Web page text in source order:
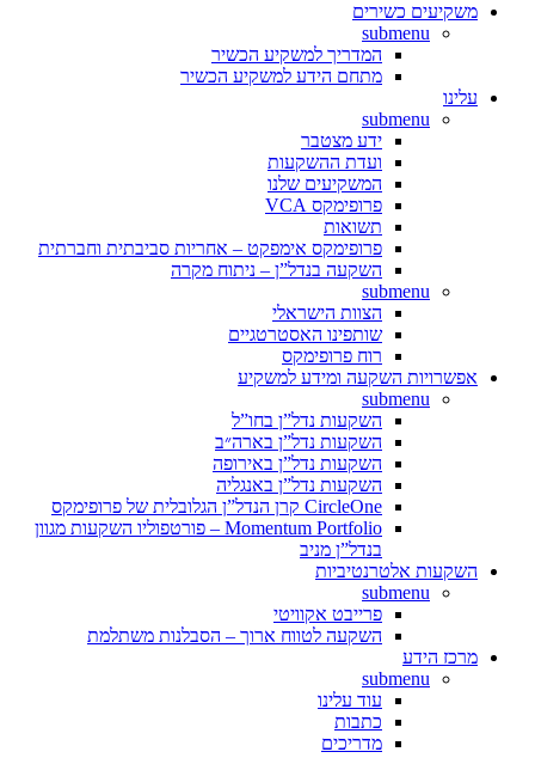
משקיעים כשירים
submenu
המדריך למשקיע הכשיר
מתחם הידע למשקיע הכשיר
עלינו
submenu
ידע מצטבר
ועדת ההשקעות
המשקיעים שלנו
פרופימקס VCA
תשואות
פרופימקס אימפקט – אחריות סביבתית וחברתית
השקעה בנדל”ן – ניתוח מקרה
submenu
הצוות הישראלי
שותפינו האסטרטגיים
רוח פרופימקס
אפשרויות השקעה ומידע למשקיע
submenu
השקעות נדל”ן בחו”ל
השקעות נדל”ן בארה״ב
השקעות נדל”ן באירופה
השקעות נדל”ן באנגליה
CircleOne קרן הנדל”ן הגלובלית של פרופימקס
Momentum Portfolio – פורטפוליו השקעות מגוון
בנדל”ן מניב
השקעות אלטרנטיביות
submenu
פרייבט אקוויטי
השקעה לטווח ארוך – הסבלנות משתלמת
מרכז הידע
submenu
עוד עלינו
כתבות
מדריכים